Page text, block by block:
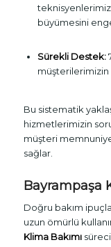
büyümesini
Sürekli Destek:
müşterilerimizin
Bu sistematik
hizmetlerimizin
müşteri
sağlar.
Bayrampaşa
Doğru bakım
uzun ömürlü
Klima Bakımı